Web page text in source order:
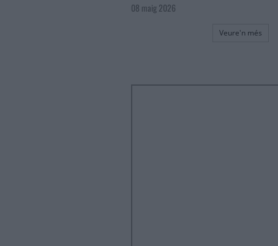
08 maig 2026
Veure'n més